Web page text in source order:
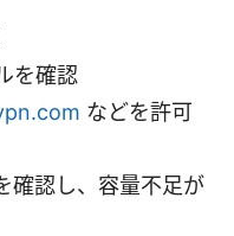
を確認
などを許可
確認し、容量不足が